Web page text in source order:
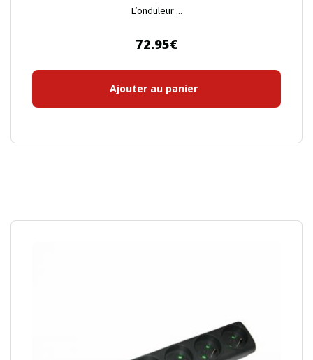
L’onduleur ...
72.95€
Ajouter au panier